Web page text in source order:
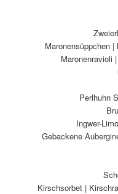
Maronensüppchen
Maronenravioli
Perlhuhn
Ingwer-
Gebackene
Kirschsorbet |